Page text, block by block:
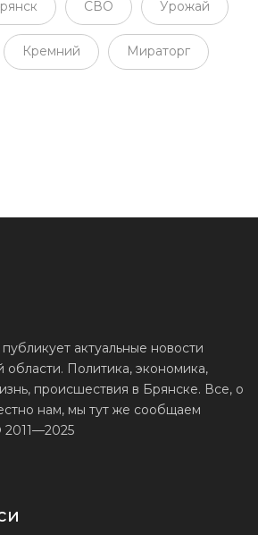
СВО Урожай
Кремний Мираторг
актуальные новости
области. Политика, экономика,
происшествия в Брянске. Все, о
нам, мы тут же сообщаем
2011—2025